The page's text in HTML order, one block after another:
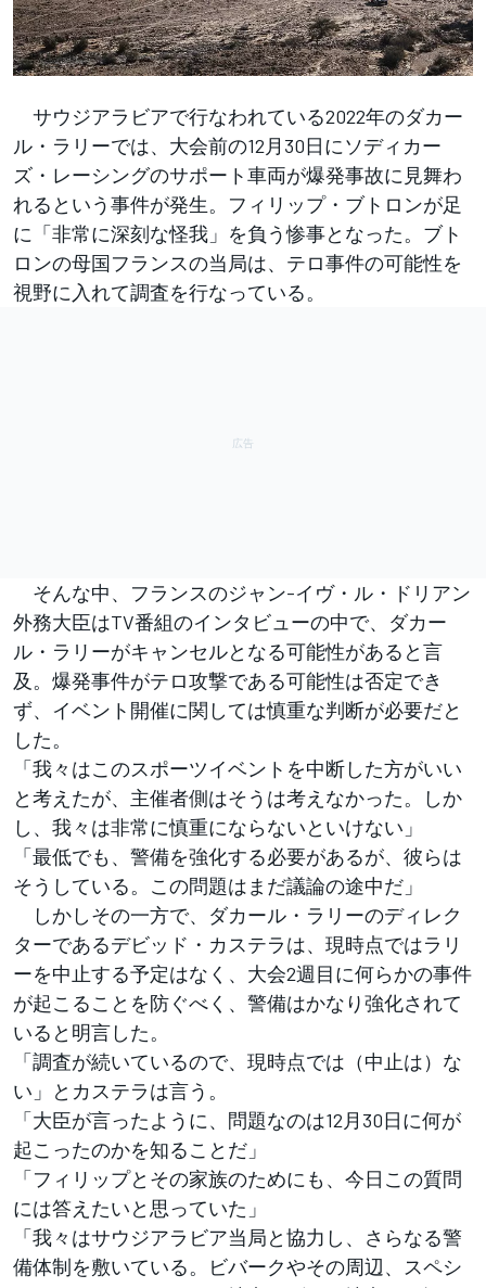
サウジアラビアで行なわれている2022年のダカー
ル・ラリーでは、大会前の12月30日にソディカー
ズ・レーシングのサポート車両が爆発事故に見舞わ
れるという事件が発生。フィリップ・ブトロンが足
に「非常に深刻な怪我」を負う惨事となった。ブト
ロンの母国フランスの当局は、テロ事件の可能性を
視野に入れて調査を行なっている。
そんな中、フランスのジャン-イヴ・ル・ドリアン
外務大臣はTV番組のインタビューの中で、ダカー
ル・ラリーがキャンセルとなる可能性があると言
及。爆発事件がテロ攻撃である可能性は否定でき
ず、イベント開催に関しては慎重な判断が必要だと
した。
「我々はこのスポーツイベントを中断した方がいい
と考えたが、主催者側はそうは考えなかった。しか
し、我々は非常に慎重にならないといけない」
「最低でも、警備を強化する必要があるが、彼らは
そうしている。この問題はまだ議論の途中だ」
しかしその一方で、ダカール・ラリーのディレク
ターであるデビッド・カステラは、現時点ではラリ
ーを中止する予定はなく、大会2週目に何らかの事件
が起こることを防ぐべく、警備はかなり強化されて
いると明言した。
「調査が続いているので、現時点では（中止は）な
い」とカステラは言う。
「大臣が言ったように、問題なのは12月30日に何が
起こったのかを知ることだ」
「フィリップとその家族のためにも、今日この質問
には答えたいと思っていた」
「我々はサウジアラビア当局と協力し、さらなる警
備体制を敷いている。ビバークやその周辺、スペシ